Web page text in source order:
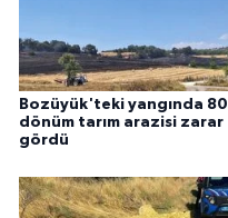
Bozüyük'teki yangında 80
dönüm tarım arazisi zarar
gördü